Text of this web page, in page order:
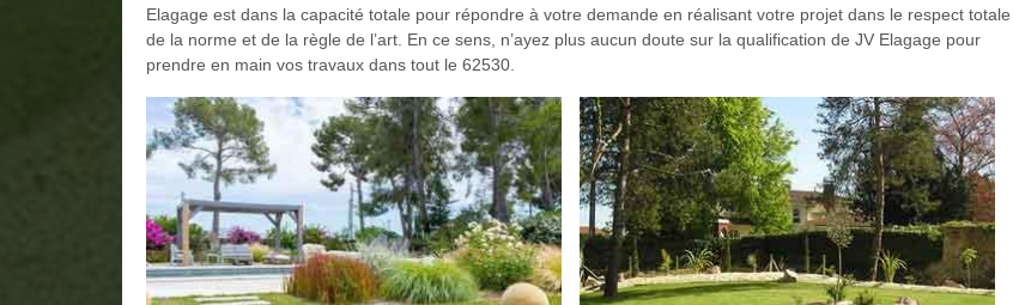
Elagage est dans la capacité totale pour répondre à votre demande en réalisant votre projet dans le respect totale
de la norme et de la règle de l’art. En ce sens, n’ayez plus aucun doute sur la qualification de JV Elagage pour
prendre en main vos travaux dans tout le 62530.